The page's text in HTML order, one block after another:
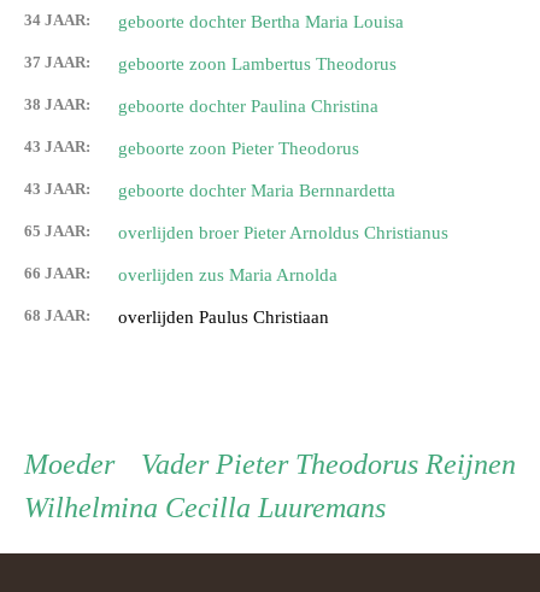
34 JAAR: geboorte dochter Bertha Maria Louisa
37 JAAR: geboorte zoon Lambertus Theodorus
38 JAAR: geboorte dochter Paulina Christina
43 JAAR: geboorte zoon Pieter Theodorus
43 JAAR: geboorte dochter Maria Bernnardetta
65 JAAR: overlijden broer Pieter Arnoldus Christianus
66 JAAR: overlijden zus Maria Arnolda
68 JAAR: overlijden Paulus Christiaan
Persoon
ouder
Vader Vader
Pieter Theodorus Reijnen
MoederMoeder
Wilhelmina Cecilla Luuremans